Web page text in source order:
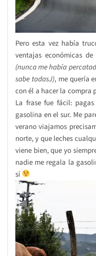
Pero esta vez había
ventajas económicas
(nunca me había
sabe todasJ), me quería
con él a hacer la compra
La frase fue fácil:
gasolina en el sur. Me
verano viajamos
norte, y que leches
viene bien, que yo
nadie me regala la
sí